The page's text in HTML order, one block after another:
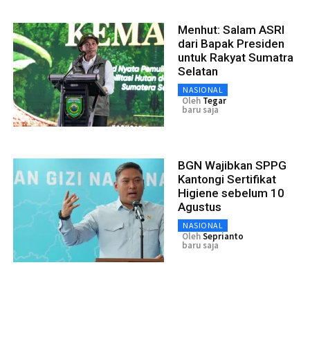
Menhut: Salam ASRI
dari Bapak Presiden
untuk Rakyat Sumatra
Selatan
NASIONAL
Oleh Tegar
baru saja
BGN Wajibkan SPPG
Kantongi Sertifikat
Higiene sebelum 10
Agustus
NASIONAL
OlehSeprianto
baru saja